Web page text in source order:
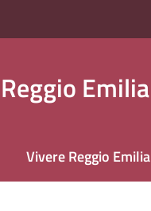
Emilia
Vivere Reggio Emilia